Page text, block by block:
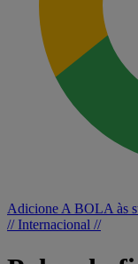
Adicione A BOLA às
// Internacional //